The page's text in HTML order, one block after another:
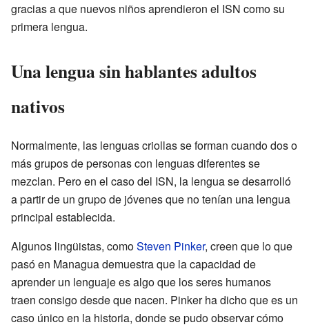
gracias a que nuevos niños aprendieron el ISN como su
primera lengua.
Una lengua sin hablantes adultos
nativos
Normalmente, las lenguas criollas se forman cuando dos o
más grupos de personas con lenguas diferentes se
mezclan. Pero en el caso del ISN, la lengua se desarrolló
a partir de un grupo de jóvenes que no tenían una lengua
principal establecida.
Algunos lingüistas, comoSteven Pinker, creen que lo que
pasó en Managua demuestra que la capacidad de
aprender un lenguaje es algo que los seres humanos
traen consigo desde que nacen. Pinker ha dicho que es un
caso único en la historia, donde se pudo observar cómo